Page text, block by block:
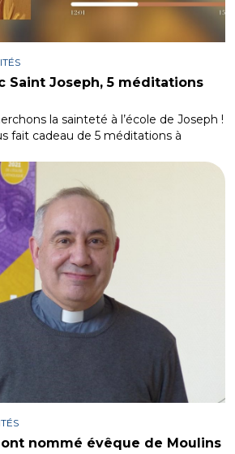
Saint Joseph, 5 méditations
la sainteté à l’école de Joseph !
fait cadeau de 5 méditations à
nommé évêque de Moulins